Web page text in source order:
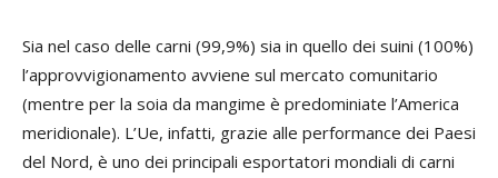
Sia nel caso delle carni (99,9%) sia in quello dei suini (100%)
l’approvvigionamento avviene sul mercato comunitario
(mentre per la soia da mangime è predominiate l’America
meridionale). L’Ue, infatti, grazie alle performance dei Paesi
del Nord, è uno dei principali esportatori mondiali di carni